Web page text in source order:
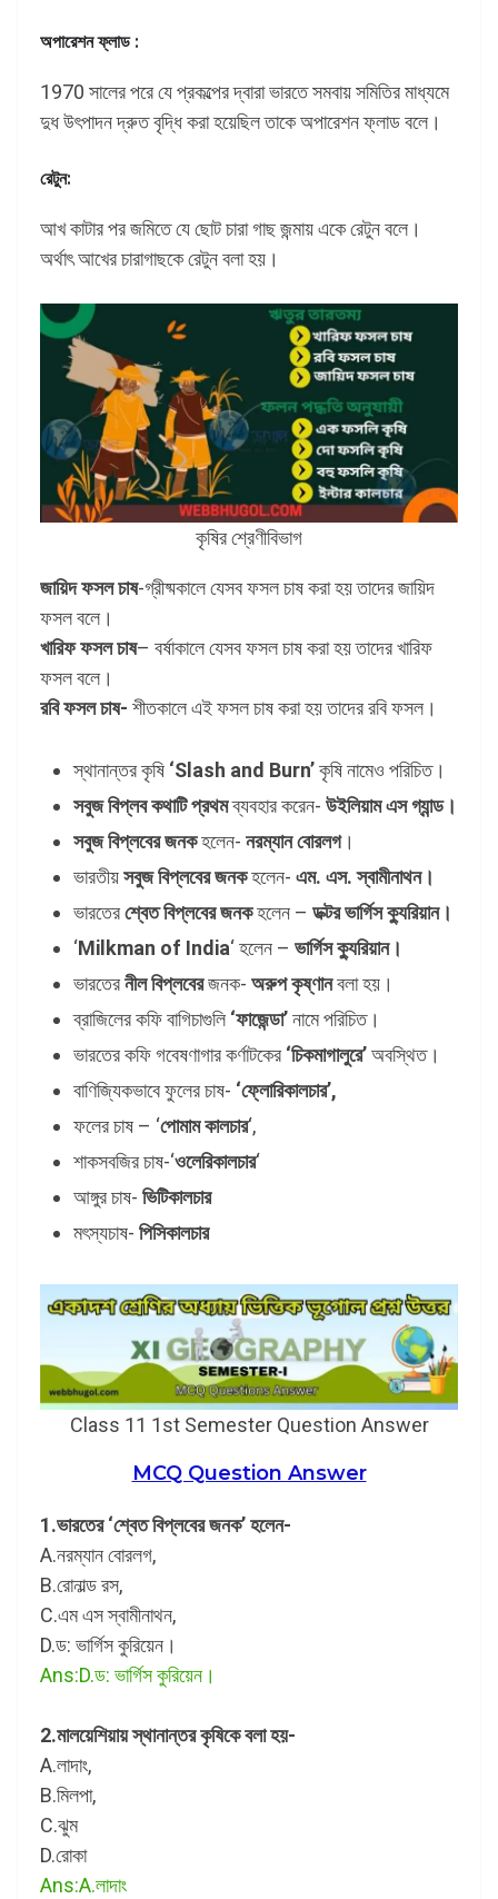
অপারেশন ফ্লাড :
1970 সালের পরে যে প্রকল্পের দ্বারা ভারতে সমবায় সমিতির মাধ্যমে
দুধ উৎপাদন দ্রুত বৃদ্ধি করা হয়েছিল তাকে অপারেশন ফ্লাড বলে।
রেটুন:
আখ কাটার পর জমিতে যে ছোট চারা গাছ জন্মায় একে রেটুন বলে।
অর্থাৎ আখের চারাগাছকে রেটুন বলা হয়।
কৃষির শ্রেণীবিভাগ
জায়িদ ফসল চাষ-গ্রীষ্মকালে যেসব ফসল চাষ করা হয় তাদের জায়িদ
ফসল বলে।
খারিফ ফসল চাষ– বর্ষাকালে যেসব ফসল চাষ করা হয় তাদের খারিফ
ফসল বলে।
রবি ফসল চাষ- শীতকালে এই ফসল চাষ করা হয় তাদের রবি ফসল।
স্থানান্তর কৃষি ‘Slash and Burn’কৃষি নামেও পরিচিত।
সবুজ বিপ্লব কথাটি প্রথমব্যবহার করেন- উইলিয়াম এস গ্যান্ড।
সবুজ বিপ্লবের জনকহলেন- নরম্যান বোরলগ।
ভারতীয়সবুজ বিপ্লবের জনকহলেন- এম. এস. স্বামীনাথন।
ভারতেরশ্বেত বিপ্লবের জনকহলেন – ডক্টর ভার্গিস ক্যুরিয়ান।
‘Milkman of India‘ হলেন – ভার্গিস ক্যুরিয়ান।
ভারতেরনীল বিপ্লবেরজনক- অরুপ কৃষ্ণানবলা হয়।
ব্রাজিলের কফি বাগিচাগুলি ‘ফাজেন্ডা’নামে পরিচিত।
ভারতের কফি গবেষণাগার কর্ণাটকের ‘চিকমাগালুরে’অবস্থিত।
বাণিজ্যিকভাবে ফুলের চাষ- ‘ফ্লোরিকালচার’,
ফলের চাষ – ‘পোমাম কালচার‘,
শাকসবজির চাষ-‘ওলেরিকালচার‘
আঙ্গুর চাষ- ভিটিকালচার
মৎস্যচাষ- পিসিকালচার
Class 11 1st Semester Question Answer
MCQ Question Answer
1.ভারতের ‘শ্বেত বিপ্লবের জনক’ হলেন-
A.নরম্যান বোরলগ,
B.রোনাল্ড রস,
C.এম এস স্বামীনাথন,
D.ড: ভার্গিস কুরিয়েন।
Ans:D.ড: ভার্গিস কুরিয়েন।
2.মালয়েশিয়ায় স্থানান্তর কৃষিকে বলা হয়-
A.লাদাং,
B.মিলপা,
C.ঝুম
D.রোকা
Ans:A.লাদাং